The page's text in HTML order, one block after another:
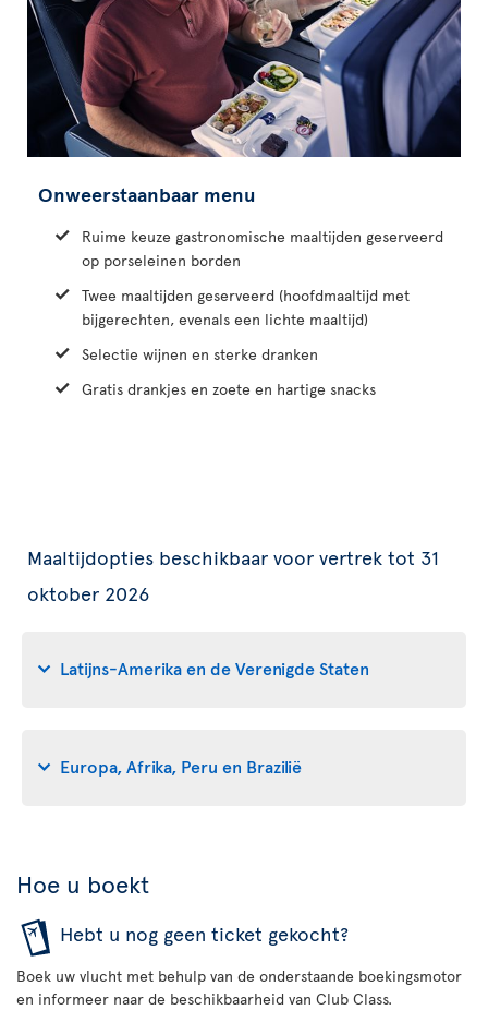
Onweerstaanbaar menu
Ruime keuze gastronomische maaltijden geserveerd
op porseleinen borden
Twee maaltijden geserveerd (hoofdmaaltijd met
bijgerechten, evenals een lichte maaltijd)
Selectie wijnen en sterke dranken
Gratis drankjes en zoete en hartige snacks
Maaltijdopties beschikbaar voor vertrek tot 31
oktober 2026
Latijns-Amerika en de Verenigde Staten
Europa, Afrika, Peru en Brazilië
Hoe u boekt
Hebt u nog geen ticket gekocht?
Boek uw vlucht met behulp van de onderstaande boekingsmotor
en informeer naar de beschikbaarheid van Club Class.